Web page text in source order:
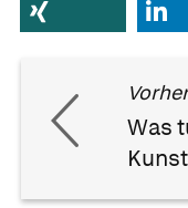
Was